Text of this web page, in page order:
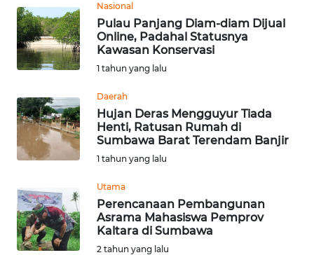
Nasional
Pulau Panjang Diam-diam Dijual
Online, Padahal Statusnya
Kawasan Konservasi
1 tahun yang lalu
Daerah
Hujan Deras Mengguyur Tiada
Henti, Ratusan Rumah di
Sumbawa Barat Terendam Banjir
1 tahun yang lalu
Utama
Perencanaan Pembangunan
Asrama Mahasiswa Pemprov
Kaltara di Sumbawa
2 tahun yang lalu
REDAKSI
KARIR
Wahana
News
Regional
WN
SUMUT
WN